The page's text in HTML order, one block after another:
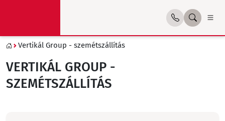
Vertikál Group - szemétszállítás
VERTIKÁL GROUP -
SZEMÉTSZÁLLÍTÁS